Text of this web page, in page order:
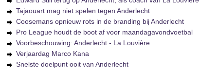
Tajaouart mag niet spelen tegen Anderlecht
Coosemans opnieuw rots in de branding bij Anderlecht
Pro League houdt de boot af voor maandagavondvoetbal
Voorbeschouwing: Anderlecht - La Louvière
Verjaardag Marco Kana
Snelste doelpunt ooit van Anderlecht